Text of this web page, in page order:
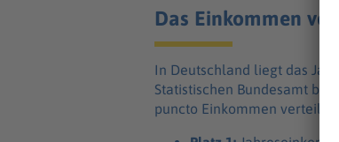
Das Einkommen
In Deutschland liegt das
Statistischen Bundesamt bei
puncto Einkommen verteilt